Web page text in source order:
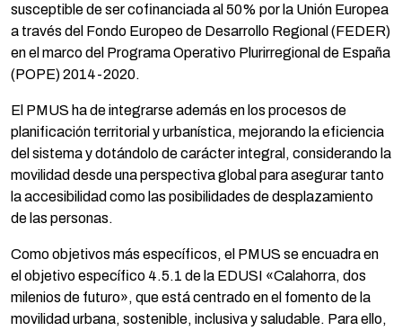
susceptible de ser cofinanciada al 50% por la Unión Europea
a través del Fondo Europeo de Desarrollo Regional (FEDER)
en el marco del Programa Operativo Plurirregional de España
(POPE) 2014-2020.
El PMUS ha de integrarse además en los procesos de
planificación territorial y urbanística, mejorando la eficiencia
del sistema y dotándolo de carácter integral, considerando la
movilidad desde una perspectiva global para asegurar tanto
la accesibilidad como las posibilidades de desplazamiento
de las personas.
Como objetivos más específicos, el PMUS se encuadra en
el objetivo específico 4.5.1 de la EDUSI «Calahorra, dos
milenios de futuro», que está centrado en el fomento de la
movilidad urbana, sostenible, inclusiva y saludable. Para ello,